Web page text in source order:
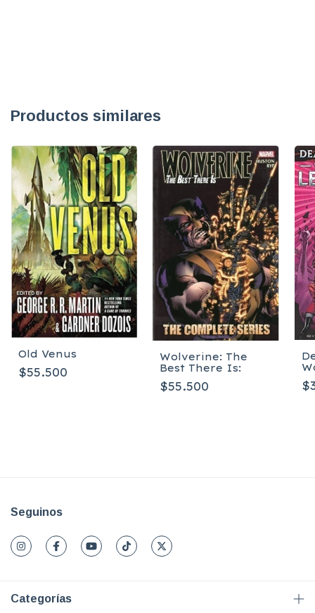
Productos similares
Old Venus
$55.500
Wolverine: The
Best There Is:
$55.500
Seguinos
Categorías